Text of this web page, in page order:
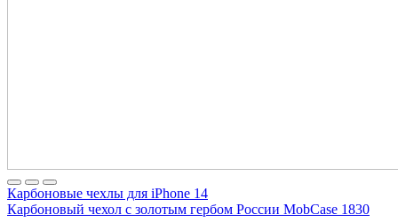
Карбоновые чехлы для iPhone 14
Карбоновый чехол с золотым гербом России MobCase 1830